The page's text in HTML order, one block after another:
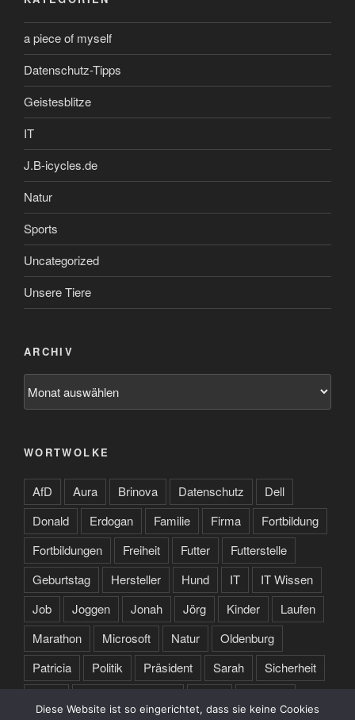
a piece of myself
Datenschutz-Tipps
Geistesblitze
IT
J.B-icycles.de
Natur
Sports
Uncategorized
Unsere Tiere
ARCHIV
WORTWOLKE
AfD Aura Brinova Datenschutz
Dell
Donald
Erdogan Familie Firma
Fortbildung
Fortbildungen
Freiheit Futter
Futterstelle
Geburtstag
Hersteller Hund IT
IT Wissen
Job
Joggen Jonah Jörg Kinder
Laufen
Marathon
Microsoft Natur
Oldenburg
Patricia
Politik Präsident Sarah
Sicherheit
Diese Website ist so eingerichtet, dass sie keine Cookies